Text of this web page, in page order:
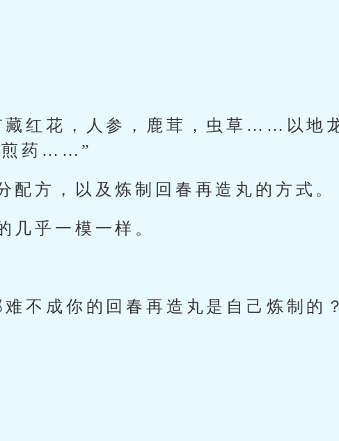
藏红花，人参，鹿茸，虫草……以地
煎药……”
配方，以及炼制回春再造丸的方式。
几乎一模一样。
不成你的回春再造丸是自己炼制的